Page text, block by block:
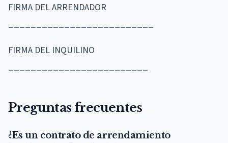
FIRMA DEL ARRENDADOR
FIRMA DEL INQUILINO
Preguntas frecuentes
¿Es un contrato de arrendamiento